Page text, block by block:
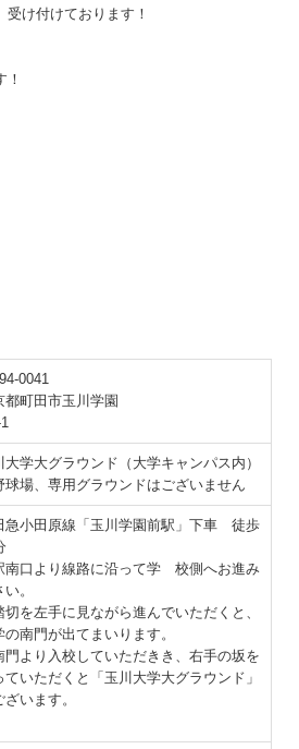
け付けております！
！
0041
都町田市玉川学園
大学大グラウンド（大学キャンパス内）
場、専用グラウンドはございません
急小田原線「玉川学園前駅」下車 徒歩
口より線路に沿って学 校側へお進み
。
を左手に見ながら進んでいただくと、
の南門が出てまいります。
より入校していただきき、右手の坂を
ていただくと「玉川大学大グラウンド」
ざいます。